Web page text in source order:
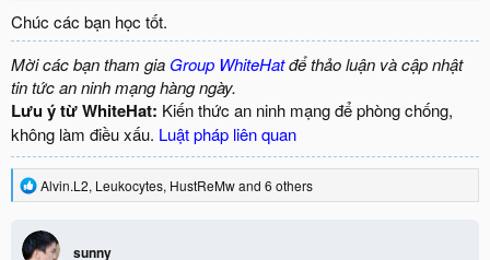
Chúc các bạn học tốt.
Mời các bạn tham gia Group WhiteHatđể thảo luận và cập nhật
tin tức an ninh mạng hàng ngày.
Lưu ý từ WhiteHat: Kiến thức an ninh mạng để phòng chống,
không làm điều xấu. Luật pháp liên quan
R
e
c
t
Alvin.L2, Leukocytes, HustReMwand 6 others
sunny